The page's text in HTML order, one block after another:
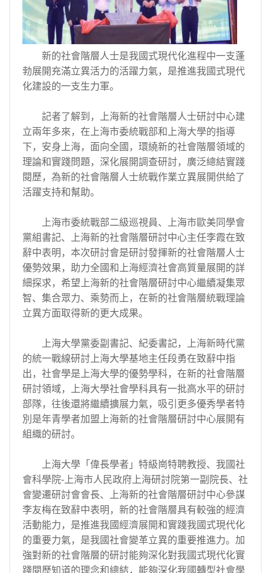
新的社會階層人士是我國式現代化進程中一支蓬
勃展開充滿立異活力的活躍力氣，是推進我國式現代
化建設的一支生力軍。
記者了解到，上海新的社會階層人士研討中心建
立兩年多來，在上海市委統戰部和上海大學的指導
下，安身上海，面向全國，環繞新的社會階層領域的
理論和實踐問題，深化展開調查研討，廣泛總結實踐
閱歷，為新的社會階層人士統戰作業立異展開供給了
活躍支持和幫助。
上海市委統戰部二級巡視員、上海市歐美同學會
黨組書記、上海新的社會階層研討中心主任李霞在致
辭中表明，本次研討會是研討發揮新的社會階層人士
優勢效果，助力全國和上海經濟社會高質量展開的詳
細探求，希望上海新的社會階層研討中心繼續凝集眾
智、集合眾力、乘勢而上，在新的社會階層統戰理論
立異方面取得新的更大成果。
上海大學黨委副書記、紀委書記，上海新時代黨
的統一戰線研討上海大學基地主任段勇在致辭中指
出，社會學是上海大學的優勢學科，在新的社會階層
研討領域，上海大學社會學科具有一批高水平的研討
部隊，往後還將繼續擴展力氣，吸引更多優秀學者特
別是年青學者加盟上海新的社會階層研討中心展開有
組織的研討。
上海大學「偉長學者」特級崗特聘教授、我國社
會科學院-上海市人民政府上海研討院第一副院長、社
會變遷研討會會長、上海新的社會階層研討中心參謀
李友梅在致辭中表明，新的社會階層具有較強的經濟
活動能力，是推進我國經濟展開和實踐我國式現代化
的重要力氣，是我國社會變革立異的重要推進力。加
強對新的社會階層的研討能夠深化對我國式現代化實
踐閱歷知道的理念和總結，能夠深化我國轉型社會學